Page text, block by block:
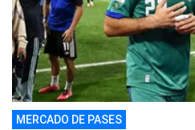
MERCADO DE PASES